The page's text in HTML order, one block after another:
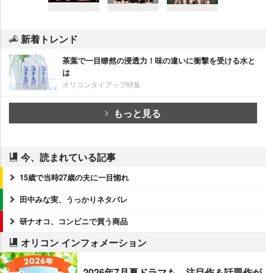
新着トレンド
茶葉で一目瞭然の浸透力！味の違いに衝撃を受ける水と
は
オリコンタイアップ特集
もっと見る
今、読まれている記事
15歳で当時27歳の夫に一目惚れ
田中みな実、うっかりネタバレ
研ナオコ、コンビニで買う商品
オリコン インフォメーション